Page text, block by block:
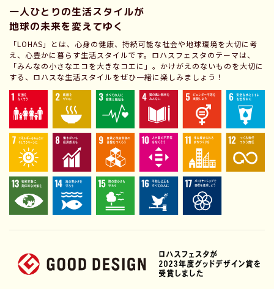
一人ひとりの生活スタイルが
地球の未来を変えてゆく
「LOHAS」とは、心身の健康、持続可能な社会や地球環境を大切に考
え、心豊かに暮らす生活スタイルです。ロハスフェスタのテーマは、
「みんなの小さなエコを大きなコエに」。かけがえのないものを大切に
する、ロハスな生活スタイルをぜひ一緒に楽しみましょう！